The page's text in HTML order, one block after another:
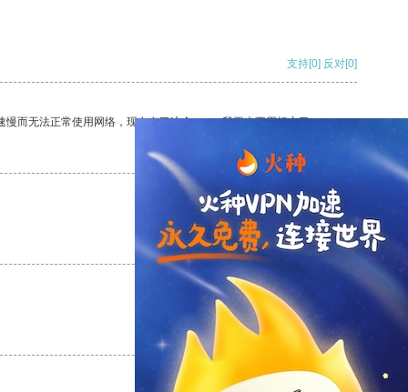
支持[0] 反对[0]
而无法正常使用网络，现在有了这个app，我再也不用担心了。
支持
支持[0] 反对[0]
支持[0] 反对[0]